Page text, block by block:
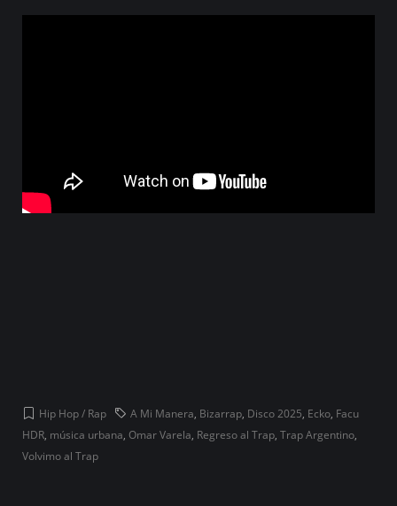
Hip Hop / Rap A Mi Manera, Bizarrap, Disco 2025, Ecko, Facu
HDR, música urbana, Omar Varela, Regreso al Trap, Trap Argentino,
Volvimo al Trap